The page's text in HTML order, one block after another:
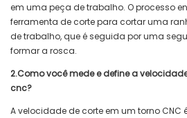
em uma peça de trabalho. O processo
ferramenta de corte para cortar uma
de trabalho, que é seguida por uma
formar a rosca.
2.Como você mede e define a
cnc?
A velocidade de corte em um torno